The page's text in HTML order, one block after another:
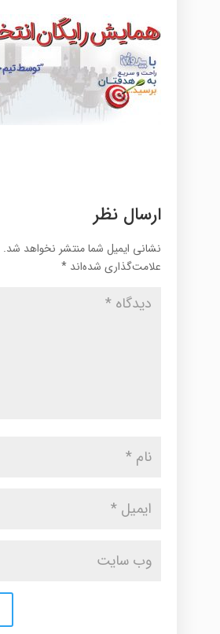
ارسال نظر
نشانی ایمیل شما منتشر نخواهد شد.
علامت‌گذاری شده‌اند *